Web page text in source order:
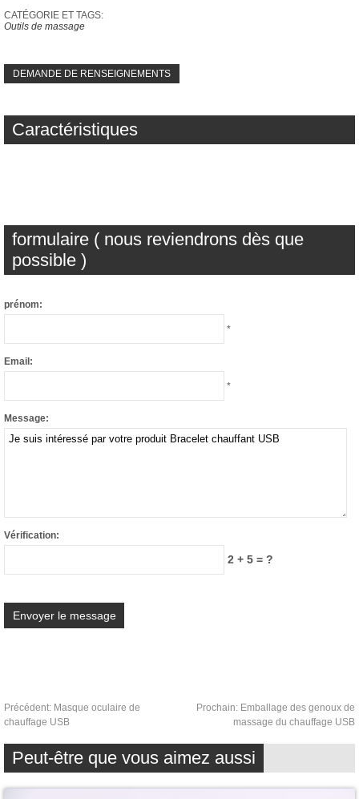
CATÉGORIE ET ​​TAGS:
Outils de massage
DEMANDE DE RENSEIGNEMENTS
Caractéristiques
formulaire ( nous reviendrons dès que
possible )
prénom:
*
Email:
*
Message:
Vérification:
2 + 5 = ?
Précédent: Masque oculaire de
chauffage USB
Prochain: Emballage des genoux de
massage du chauffage USB
Peut-être que vous aimez aussi